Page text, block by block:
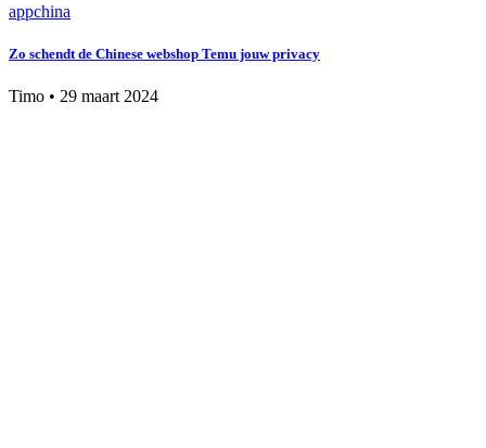
appchina
Zo schendt de Chinese webshop Temu jouw privacy
Timo • 29 maart 2024